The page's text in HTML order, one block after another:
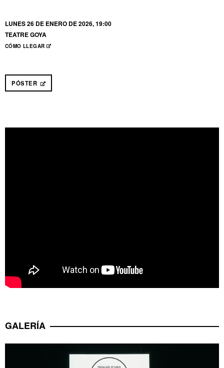
LUNES 26 DE ENERO DE 2026, 19:00
TEATRE GOYA
CÓMO LLEGAR ABRE EN NUEVA VENTANA
PÓSTER ABRE EN NUEVA VENTANA
GALERÍA